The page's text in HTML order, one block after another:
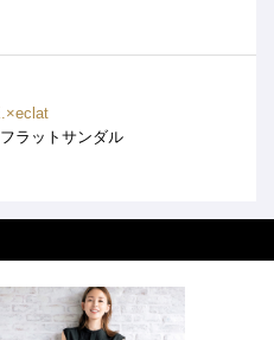
ラットサンダル